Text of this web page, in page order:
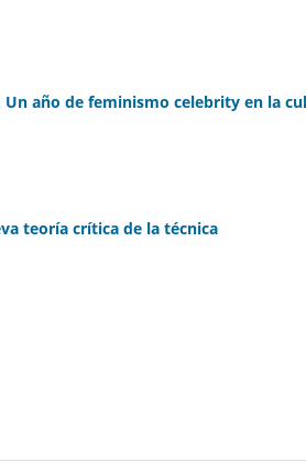
Un año de feminismo celebrity en la
teoría crítica de la técnica